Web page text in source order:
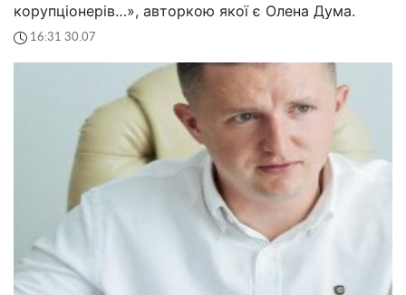
корупціонерів…», авторкою якої є Олена Дума.
16:31 30.07